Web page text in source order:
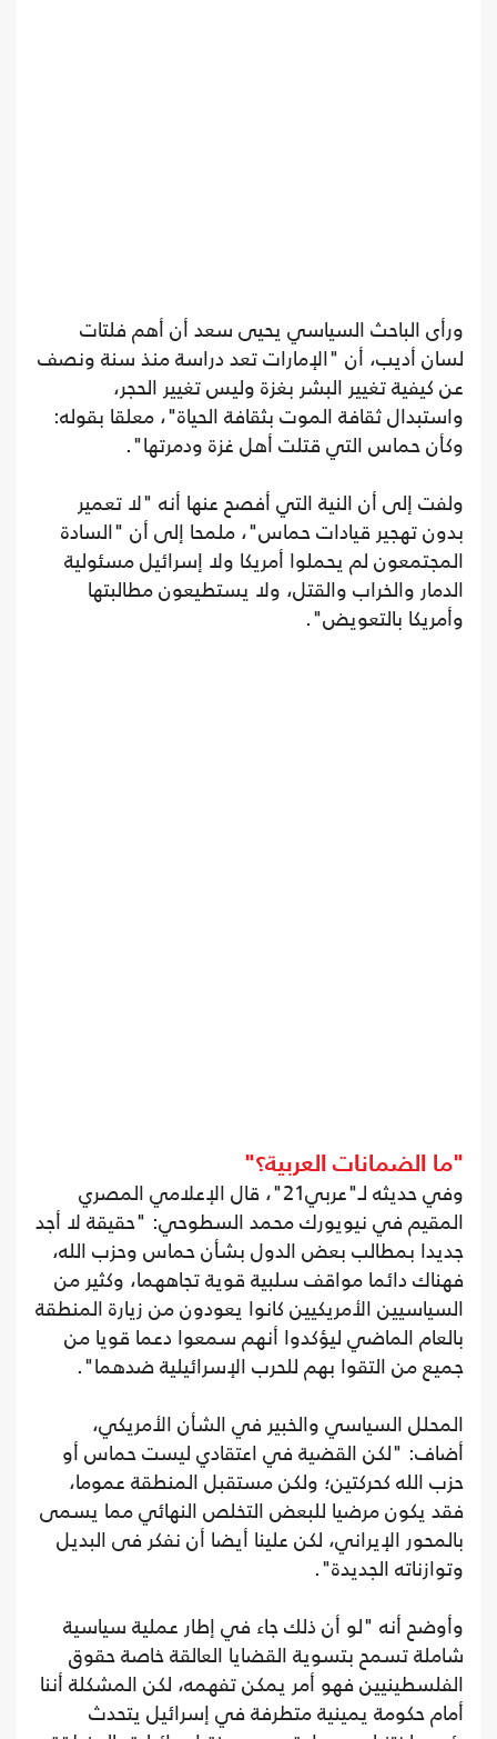
ورأى الباحث السياسي يحيى سعد أن أهم فلتات
لسان أديب، أن "الإمارات تعد دراسة منذ سنة ونصف
عن كيفية تغيير البشر بغزة وليس تغيير الحجر،
واستبدال ثقافة الموت بثقافة الحياة"، معلقا بقوله:
وكأن حماس التي قتلت أهل غزة ودمرتها".
ولفت إلى أن النية التي أفصح عنها أنه "لا تعمير
بدون تهجير قيادات حماس"، ملمحا إلى أن "السادة
المجتمعون لم يحملوا أمريكا ولا إسرائيل مسئولية
الدمار والخراب والقتل، ولا يستطيعون مطالبتها
وأمريكا بالتعويض".
"ما الضمانات العربية؟"
وفي حديثه لـ"عربي21"، قال الإعلامي المصري
المقيم في نيويورك محمد السطوحي: "حقيقة لا أجد
جديدا بمطالب بعض الدول بشأن حماس وحزب الله،
فهناك دائما مواقف سلبية قوية تجاههما، وكثير من
السياسيين الأمريكيين كانوا يعودون من زيارة المنطقة
بالعام الماضي ليؤكدوا أنهم سمعوا دعما قويا من
جميع من التقوا بهم للحرب الإسرائيلية ضدهما".
المحلل السياسي والخبير في الشأن الأمريكي،
أضاف: "لكن القضية في اعتقادي ليست حماس أو
حزب الله كحركتين؛ ولكن مستقبل المنطقة عموما،
فقد يكون مرضيا للبعض التخلص النهائي مما يسمى
بالمحور الإيراني، لكن علينا أيضا أن نفكر فى البديل
وتوازناته الجديدة".
وأوضح أنه "لو أن ذلك جاء في إطار عملية سياسية
شاملة تسمح بتسوية القضايا العالقة خاصة حقوق
الفلسطينيين فهو أمر يمكن تفهمه، لكن المشكلة أننا
أمام حكومة يمينية متطرفة في إسرائيل يتحدث